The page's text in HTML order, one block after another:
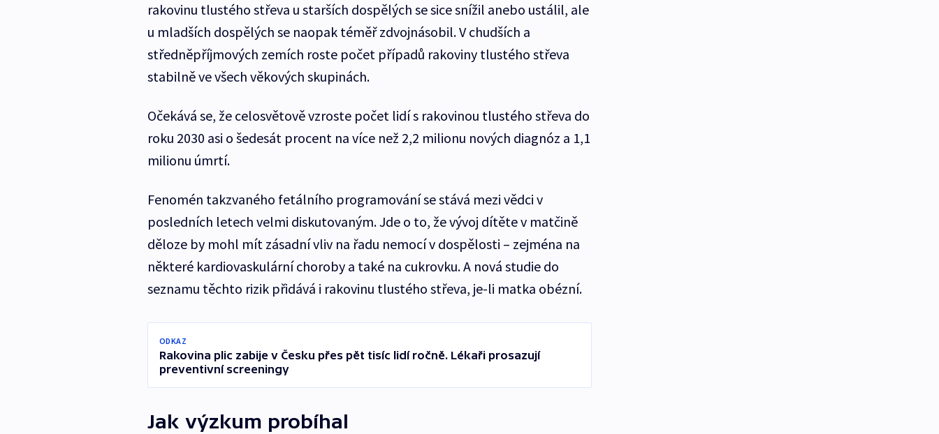
rakovinu tlustého střeva u starších dospělých se sice snížil anebo ustálil, ale
u mladších dospělých se naopak téměř zdvojnásobil. V chudších a
středněpříjmových zemích roste počet případů rakoviny tlustého střeva
stabilně ve všech věkových skupinách.
Očekává se, že celosvětově vzroste počet lidí s rakovinou tlustého střeva do
roku 2030 asi o šedesát procent na více než 2,2 milionu nových diagnóz a 1,1
milionu úmrtí.
Fenomén takzvaného fetálního programování se stává mezi vědci v
posledních letech velmi diskutovaným. Jde o to, že vývoj dítěte v matčině
děloze by mohl mít zásadní vliv na řadu nemocí v dospělosti – zejména na
některé kardiovaskulární choroby a také na cukrovku. A nová studie do
seznamu těchto rizik přidává i rakovinu tlustého střeva, je-li matka obézní.
ODKAZ
Rakovina plic zabije v Česku přes pět tisíc lidí ročně. Lékaři prosazují
preventivní screeningy
Jak výzkum probíhal